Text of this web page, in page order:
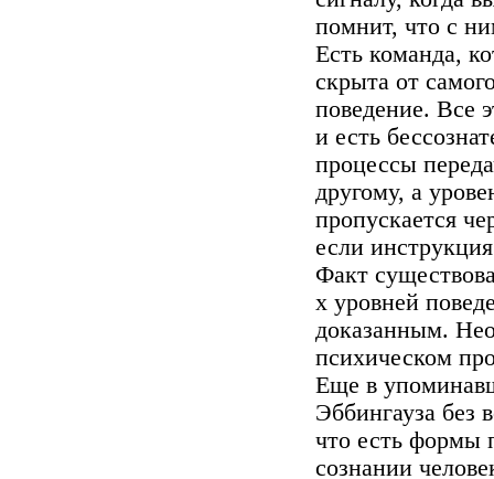
помнит, что с
Есть команда,
скрыта от
поведение. Все
и есть
процессы
другому, а
пропускается
если
Факт
х уровней
доказанным.
психическом
Еще в
Эббингауза без
что есть формы
сознании